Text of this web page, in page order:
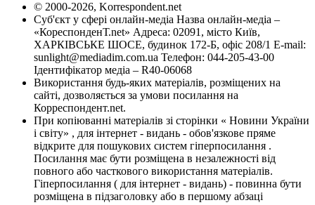
© 2000-2026, Korrespondent.net
Суб'єкт у сфері онлайн-медіа Назва онлайн-медіа –
«КореспонденТ.net» Адреса: 02091, місто Київ,
ХАРКІВСЬКЕ ШОСЕ, будинок 172-Б, офіс 208/1 E-mail:
sunlight@mediadim.com.ua Телефон: 044-205-43-00
Ідентифікатор медіа – R40-06068
Використання будь-яких матеріалів, розміщених на
сайті, дозволяється за умови посилання на
Корреспондент.net.
При копіюванні матеріалів зі сторінки « Новини України
і світу» , для інтернет - видань - обов'язкове пряме
відкрите для пошукових систем гіперпосилання .
Посилання має бути розміщена в незалежності від
повного або часткового використання матеріалів.
Гіперпосилання ( для інтернет - видань) - повинна бути
розміщена в підзаголовку або в першому абзаці